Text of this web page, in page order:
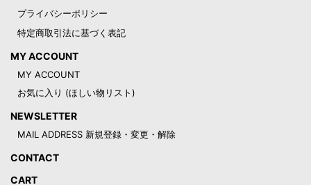
プライバシーポリシー
特定商取引法に基づく表記
MY ACCOUNT
MY ACCOUNT
お気に入り (ほしい物リスト)
NEWSLETTER
MAIL ADDRESS 新規登録・変更・解除
CONTACT
CART